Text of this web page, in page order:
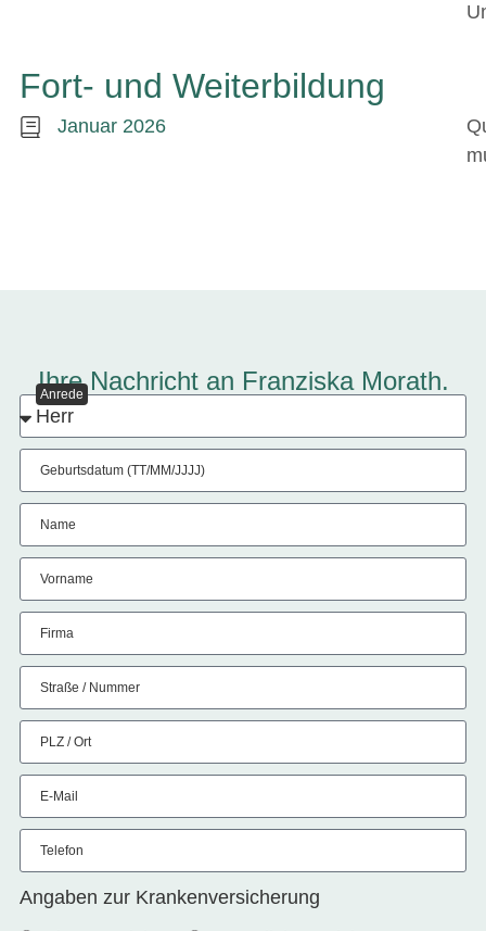
Fort- und Weiterbildung
Januar 2026
Ihre Nachricht an Franziska Morath.
Anrede
Geburtsdatum (TT/MM/JJJJ)
Name
Vorname
Firma
Straße / Nummer
PLZ / Ort
E-Mail
Telefon
Angaben zur Krankenversicherung